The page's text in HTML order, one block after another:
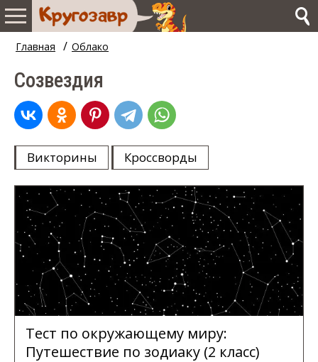
Главная / Облако
Созвездия
Викторины Кроссворды
Тест по окружающему миру:
Путешествие по зодиаку (2 класс)